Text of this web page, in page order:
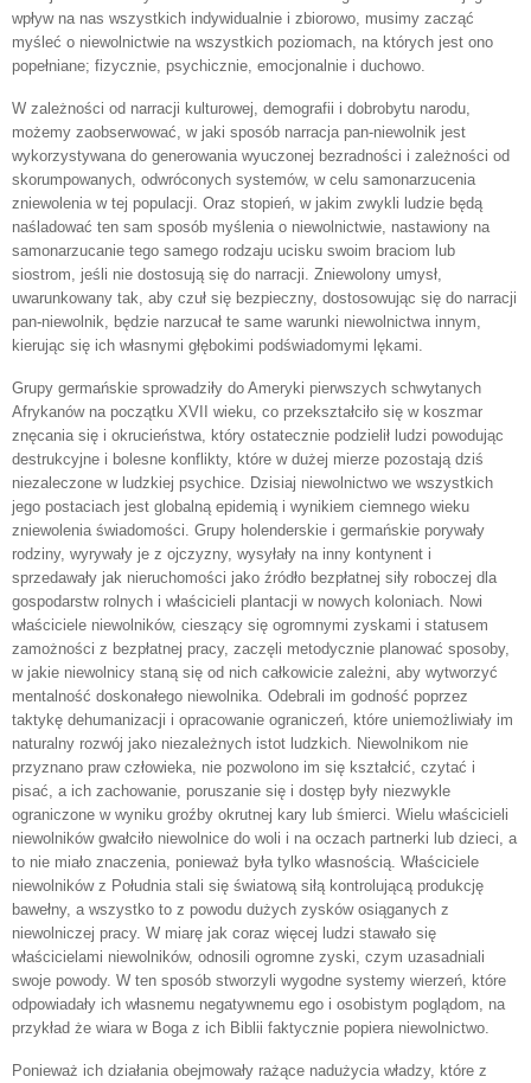
wpływ na nas wszystkich indywidualnie i zbiorowo, musimy zacząć
myśleć o niewolnictwie na wszystkich poziomach, na których jest ono
popełniane; fizycznie, psychicznie, emocjonalnie i duchowo.
W zależności od narracji kulturowej, demografii i dobrobytu narodu,
możemy zaobserwować, w jaki sposób narracja pan-niewolnik jest
wykorzystywana do generowania wyuczonej bezradności i zależności od
skorumpowanych, odwróconych systemów, w celu samonarzucenia
zniewolenia w tej populacji. Oraz stopień, w jakim zwykli ludzie będą
naśladować ten sam sposób myślenia o niewolnictwie, nastawiony na
samonarzucanie tego samego rodzaju ucisku swoim braciom lub
siostrom, jeśli nie dostosują się do narracji. Zniewolony umysł,
uwarunkowany tak, aby czuł się bezpieczny, dostosowując się do narracji
pan-niewolnik, będzie narzucał te same warunki niewolnictwa innym,
kierując się ich własnymi głębokimi podświadomymi lękami.
Grupy germańskie sprowadziły do Ameryki pierwszych schwytanych
Afrykanów na początku XVII wieku, co przekształciło się w koszmar
znęcania się i okrucieństwa, który ostatecznie podzielił ludzi powodując
destrukcyjne i bolesne konflikty, które w dużej mierze pozostają dziś
niezaleczone w ludzkiej psychice. Dzisiaj niewolnictwo we wszystkich
jego postaciach jest globalną epidemią i wynikiem ciemnego wieku
zniewolenia świadomości. Grupy holenderskie i germańskie porywały
rodziny, wyrywały je z ojczyzny, wysyłały na inny kontynent i
sprzedawały jak nieruchomości jako źródło bezpłatnej siły roboczej dla
gospodarstw rolnych i właścicieli plantacji w nowych koloniach. Nowi
właściciele niewolników, cieszący się ogromnymi zyskami i statusem
zamożności z bezpłatnej pracy, zaczęli metodycznie planować sposoby,
w jakie niewolnicy staną się od nich całkowicie zależni, aby wytworzyć
mentalność doskonałego niewolnika. Odebrali im godność poprzez
taktykę dehumanizacji i opracowanie ograniczeń, które uniemożliwiały im
naturalny rozwój jako niezależnych istot ludzkich. Niewolnikom nie
przyznano praw człowieka, nie pozwolono im się kształcić, czytać i
pisać, a ich zachowanie, poruszanie się i dostęp były niezwykle
ograniczone w wyniku groźby okrutnej kary lub śmierci. Wielu właścicieli
niewolników gwałciło niewolnice do woli i na oczach partnerki lub dzieci, a
to nie miało znaczenia, ponieważ była tylko własnością. Właściciele
niewolników z Południa stali się światową siłą kontrolującą produkcję
bawełny, a wszystko to z powodu dużych zysków osiąganych z
niewolniczej pracy. W miarę jak coraz więcej ludzi stawało się
właścicielami niewolników, odnosili ogromne zyski, czym uzasadniali
swoje powody. W ten sposób stworzyli wygodne systemy wierzeń, które
odpowiadały ich własnemu negatywnemu ego i osobistym poglądom, na
przykład że wiara w Boga z ich Biblii faktycznie popiera niewolnictwo.
Ponieważ ich działania obejmowały rażące nadużycia władzy, które z